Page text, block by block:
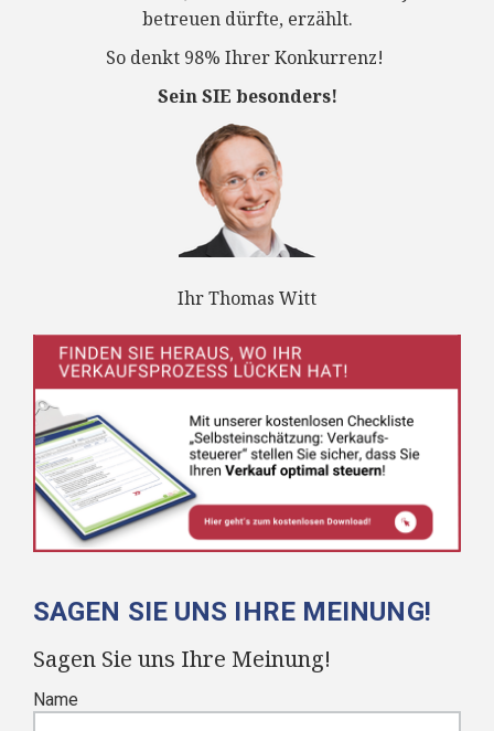
betreuen dürfte, erzählt.
So denkt 98% Ihrer Konkurrenz!
Sein SIE besonders!
Ihr Thomas Witt
SAGEN SIE UNS IHRE MEINUNG!
Sagen Sie uns Ihre Meinung!
Name